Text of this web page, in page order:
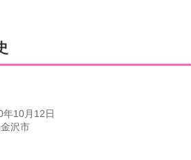
10月12日
沢市